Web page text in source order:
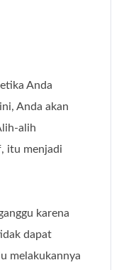
Anda
Anda akan
alih
itu menjadi
karena
dapat
melakukannya